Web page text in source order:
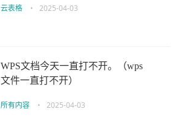
云表格 • 2025-04-03
WPS文档今天一直打不开。（wps
文件一直打不开）
所有内容 • 2025-04-03